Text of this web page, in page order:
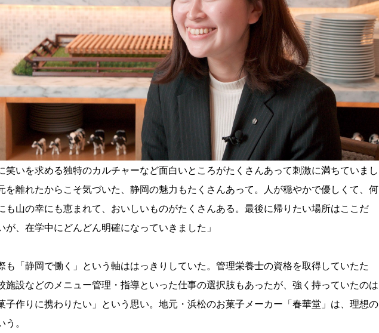
笑いを求める独特のカルチャーなど面白いところがたくさんあって刺激に満ちていまし
を離れたからこそ気づいた、静岡の魅力もたくさんあって。人が穏やかで優しくて、何
も山の幸にも恵まれて、おいしいものがたくさんある。最後に帰りたい場所はここだ
が、在学中にどんどん明確になっていきました」
も「静岡で働く」という軸ははっきりしていた。管理栄養士の資格を取得していたた
施設などのメニュー管理・指導といった仕事の選択肢もあったが、強く持っていたのは
子作りに携わりたい」という思い。地元・浜松のお菓子メーカー「春華堂」は、理想の
。